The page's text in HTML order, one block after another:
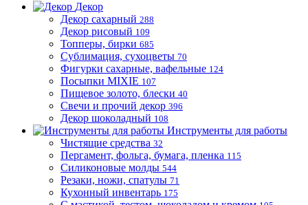
Декор
Декор сахарный 288
Декор рисовый 109
Топперы, бирки 685
Сублимация, сухоцветы 70
Фигурки сахарные, вафельные 124
Посыпки MIXIE 107
Пищевое золото, блески 40
Свечи и прочий декор 396
Декор шоколадный 108
Инструменты для работы
Чистящие средства 32
Пергамент, фольга, бумага, пленка 115
Силиконовые молды 544
Резаки, ножи, спатулы 71
Кухонный инвентарь 175